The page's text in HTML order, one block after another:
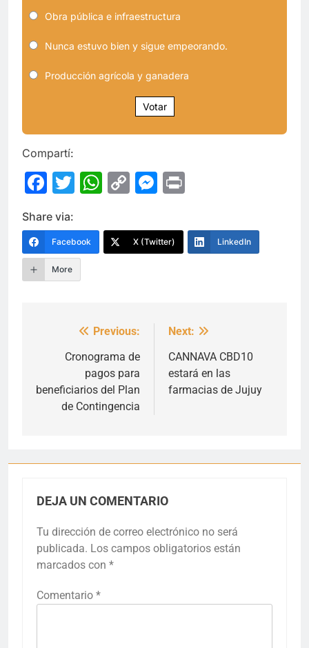
Obra pública e infraestructura
Nunca estuvo bien y sigue empeorando.
Producción agrícola y ganadera
Votar
Compartí:
Facebook
Twitter
WhatsApp
CopyMessenger
Share via:
Facebook X (Twitter) LinkedIn
More
Navegación
entradas
Previous:
Cronograma de
pagos para
beneficiarios del Plan
de Contingencia
Next:
CANNAVA CBD10
estará en las
farmacias de Jujuy
DEJA UN COMENTARIO
Tu dirección de correo electrónico no será
publicada. Los campos obligatorios están
marcados con *
Comentario *